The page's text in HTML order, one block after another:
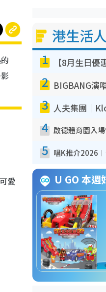
愛
港生活
1
2
3
4
5
U GO 本週